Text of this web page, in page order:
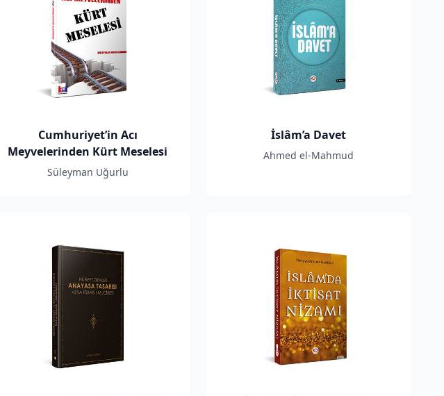
Cumhuriyet’in Acı
Meyvelerinden Kürt Meselesi
Süleyman Uğurlu
İslâm’a Davet
Ahmed el-Mahmud